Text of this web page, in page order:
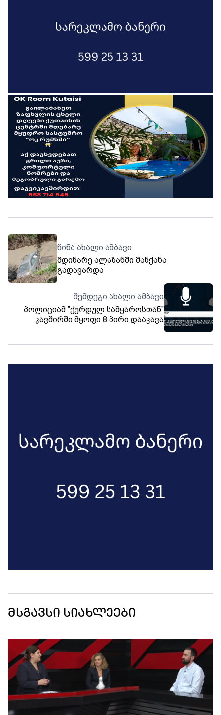
წინა ახალი ამბავი
მდინარე ალაზანში მანქანა
გადავარდა
შემდეგი ახალი ამბავი
პოლიციამ ”ქურდულ სამყაროსთან”
კავშირში მყოფი 8 პირი დააკავა
მსგავსი სიახლეები